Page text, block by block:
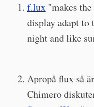
f.lux "makes
display adapt to
night and like
Apropå flux så
Chimero